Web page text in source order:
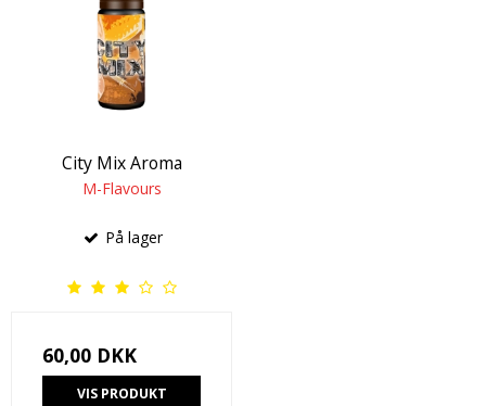
City Mix Aroma
M-Flavours
På lager
60,00 DKK
VIS PRODUKT